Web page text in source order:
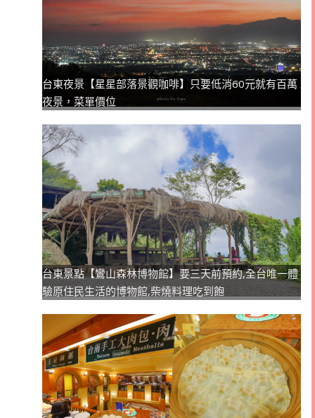
台東夜景【星星部落景觀咖啡】只要低消60元就有百萬
夜景，菜單價位
台東景點【鸞山森林博物館】要三天前預約,全台唯一體
驗原住民生活的博物館,柴燒料理吃到飽